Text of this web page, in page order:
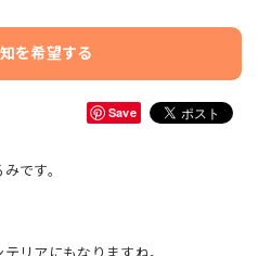
を希望する
Save
です。